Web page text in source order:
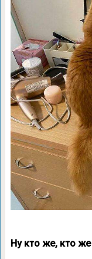
Ну кто же, кто